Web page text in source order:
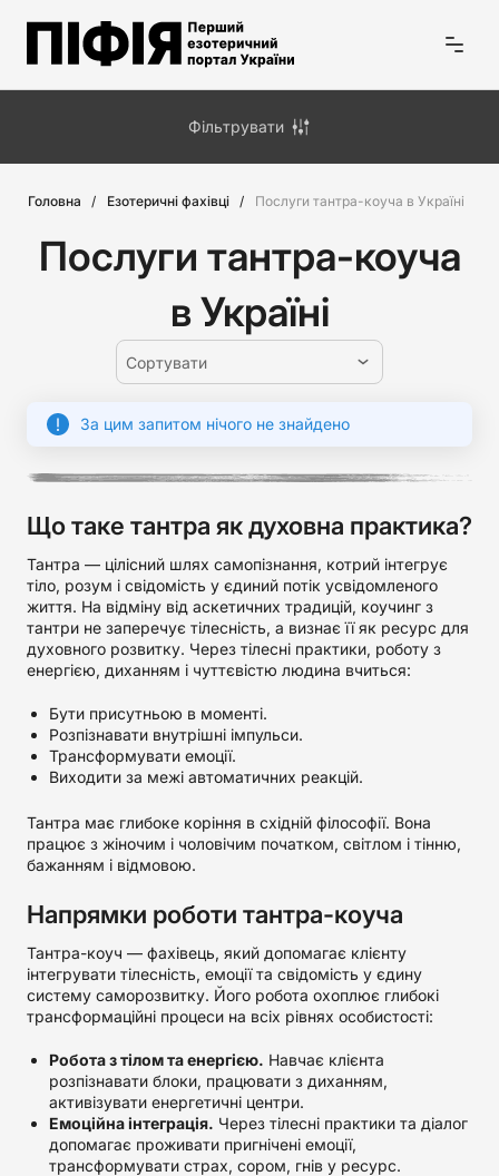
Головна Езотеричні фахівці Послуги тантра-коуча в Україні
Послуги тантра-коуча
в Україні
Сортувати
За цим запитом нічого не знайдено
Що таке тантра як духовна практика?
Тантра — цілісний шлях самопізнання, котрий інтегрує
тіло, розум і свідомість у єдиний потік усвідомленого
життя. На відміну від аскетичних традицій, коучинг з
тантри не заперечує тілесність, а визнає її як ресурс для
духовного розвитку. Через тілесні практики, роботу з
енергією, диханням і чуттєвістю людина вчиться:
Бути присутньою в моменті.
Розпізнавати внутрішні імпульси.
Трансформувати емоції.
Виходити за межі автоматичних реакцій.
Тантра має глибоке коріння в східній філософії. Вона
працює з жіночим і чоловічим початком, світлом і тінню,
бажанням і відмовою.
Напрямки роботи тантра-коуча
Тантра-коуч — фахівець, який допомагає клієнту
інтегрувати тілесність, емоції та свідомість у єдину
систему саморозвитку. Його робота охоплює глибокі
трансформаційні процеси на всіх рівнях особистості:
Робота з тілом та енергією. Навчає клієнта
розпізнавати блоки, працювати з диханням,
активізувати енергетичні центри.
Емоційна інтеграція. Через тілесні практики та діалог
допомагає проживати пригнічені емоції,
трансформувати страх, сором, гнів у ресурс.
Фільтрувати